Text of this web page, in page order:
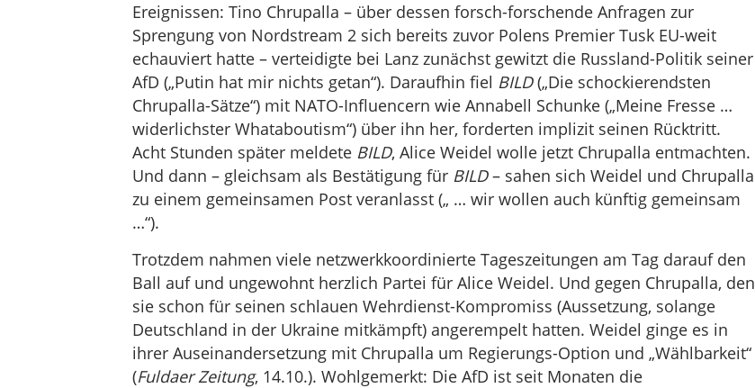
Ereignissen: Tino Chrupalla – über dessen forsch-forschende Anfragen zur
Sprengung von Nordstream 2 sich bereits zuvor Polens Premier Tusk EU-weit
echauviert hatte – verteidigte bei Lanz zunächst gewitzt die Russland-Politik seiner
AfD („Putin hat mir nichts getan“). Daraufhin fiel BILD(„Die schockierendsten
Chrupalla-Sätze“) mit NATO-Influencern wie Annabell Schunke („Meine Fresse …
widerlichster Whataboutism“) über ihn her, forderten implizit seinen Rücktritt.
Acht Stunden später meldete BILD, Alice Weidel wolle jetzt Chrupalla entmachten.
Und dann – gleichsam als Bestätigung für BILD– sahen sich Weidel und Chrupalla
zu einem gemeinsamen Post veranlasst („ … wir wollen auch künftig gemeinsam
…“).
Trotzdem nahmen viele netzwerkkoordinierte Tageszeitungen am Tag darauf den
Ball auf und ungewohnt herzlich Partei für Alice Weidel. Und gegen Chrupalla, den
sie schon für seinen schlauen Wehrdienst-Kompromiss (Aussetzung, solange
Deutschland in der Ukraine mitkämpft) angerempelt hatten. Weidel ginge es in
ihrer Auseinandersetzung mit Chrupalla um Regierungs-Option und „Wählbarkeit“
(Fuldaer Zeitung, 14.10.). Wohlgemerkt: Die AfD ist seit Monaten die